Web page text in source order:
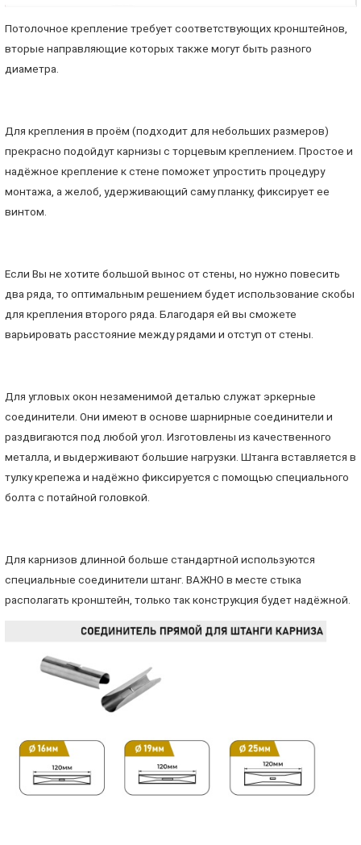
Потолочное крепление требует соответствующих кронштейнов,
вторые направляющие которых также могут быть разного
диаметра.
Для крепления в проём (подходит для небольших размеров)
прекрасно подойдут карнизы с торцевым креплением. Простое и
надёжное крепление к стене поможет упростить процедуру
монтажа, а желоб, удерживающий саму планку, фиксирует ее
винтом.
Если Вы не хотите большой вынос от стены, но нужно повесить
два ряда, то оптимальным решением будет использование скобы
для крепления второго ряда. Благодаря ей вы сможете
варьировать расстояние между рядами и отступ от стены.
Для угловых окон незаменимой деталью служат эркерные
соединители. Они имеют в основе шарнирные соединители и
раздвигаются под любой угол. Изготовлены из качественного
металла, и выдерживают большие нагрузки. Штанга вставляется в
тулку крепежа и надёжно фиксируется с помощью специального
болта с потайной головкой.
Для карнизов длинной больше стандартной используются
специальные соединители штанг. ВАЖНО в месте стыка
располагать кронштейн, только так конструкция будет надёжной.